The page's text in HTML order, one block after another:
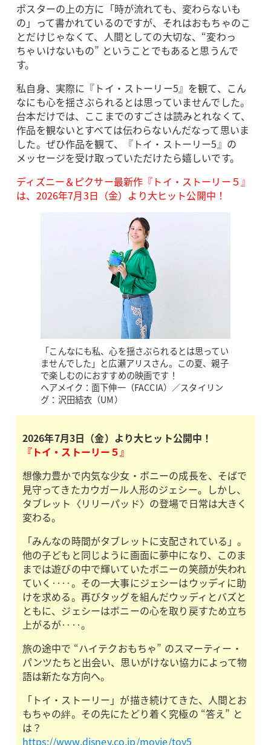
ポスターの上の方に「時が流れても、変わらないも
の」って書かれているのですが、それはおもちゃのこ
とだけじゃなくて、人間としての大切な、“変わっ
ちゃいけないもの” ということでもあると思うんで
す。
私自身、実際に『トイ・ストーリー5』を観て、こん
なにも心を揺さぶられるとは思っていませんでした。
台本だけでは、ここまでのすごさは読みとれなくて、
作品を観ないとすべては伝わらないんだなって思いま
した。ぜひ作品を観て、『トイ・ストーリー5』の
メッセージを受け取っていただけたら嬉しいです。
ディズニー＆ピクサー最新作『トイ・ストーリー５』
は、2026年7月3日（金）より大ヒット公開中！
「こんなにも私、心を揺さぶられるとは思ってい
ませんでした」と広瀬アリスさん。この夏、親子
で楽しむのにおすすめの映画です！
ヘアメイク：面下伸一（FACCIA）／スタイリン
グ：沢田結衣（UM）
2026年7月3日（金）より大ヒット公開中！
『トイ・ストーリー５』
想像力豊かで内気な少女・ボニーの成長を、そばで
見守ってきたカウガール人形のジェシー。しかし、
タブレット〈リリーパッド〉の登場で日常は大きく
変わる。
「みんなの時間がタブレットに支配されている」。
他の子どもと同じように画面に夢中になり、このま
までは遊びの中で輝いていたボニーの笑顔が失われ
ていく‥‥。その一大事にジェシーはウッディに助
けを求める。再びタッグを組んだウッディとバズと
ともに、ジェシーはボニーの心を取り戻すため立ち
上がるが‥‥。
旅の途中で “ハイテクおもちゃ” のスマーティー・
パンツたちと出会い、思いがけない協力によって物
語は新たな方向へ。
「トイ・ストーリー」が描き続けてきた、人間とお
もちゃの絆。その先にたどり着く究極の “答え” と
は？
https://www.disney.co.jp/movie/toy5